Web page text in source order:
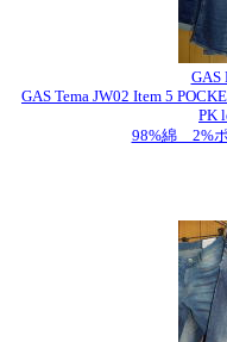
GAS
GAS Tema JW02 Item 5
PK
98%綿 2%